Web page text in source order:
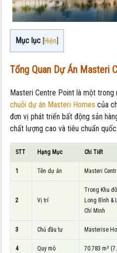
Mục lục [Hiện]
Tổng Quan Dự Án Masteri
Masteri Centre Point là một
chuỗi dự án Masteri Homes của
đơn vị phát triển bất động sản
chất lượng cao và tiêu chuẩn
STT Hạng Mục Chi Tiết
1 Tên dự án Masteri
2 Vị trí
Trong Khu
Long Bình &
Chí Minh
3 Chủ đầu tư Masterise
4 Quy mô 70.783 m²